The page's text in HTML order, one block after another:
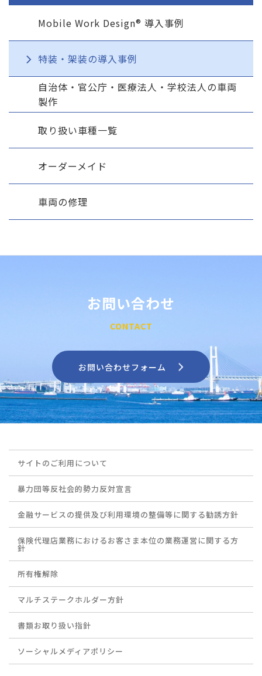
Mobile Work Design® 導入事例
特装・架装の導入事例
自治体・官公庁・医療法人・学校法人の車両
製作
取り扱い車種一覧
オーダーメイド
車両の修理
お問い合わせ
CONTACT
お問い合わせフォーム
サイトのご利用について
暴力団等反社会的勢力反対宣言
金融サービスの提供及び利用環境の整備等に関する勧誘方針
保険代理店業務におけるお客さま本位の業務運営に関する方
針
所有権解除
マルチステークホルダー方針
書類お取り扱い指針
ソーシャルメディアポリシー